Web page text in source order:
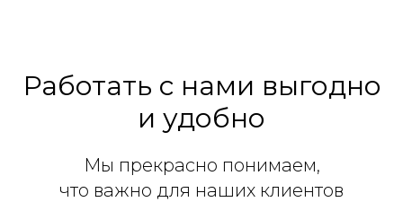
Работать с нами выгодно
и удобно
Мы прекрасно понимаем,
что важно для наших клиентов